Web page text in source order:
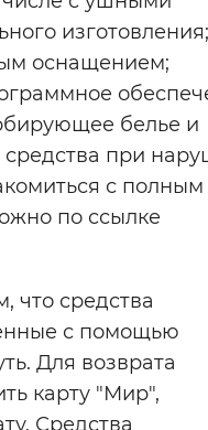
изготовления;
оснащением;
белье и
средства при
с полным
по ссылке
что средства
с помощью
Для возврата
карту "Мир",
Средства